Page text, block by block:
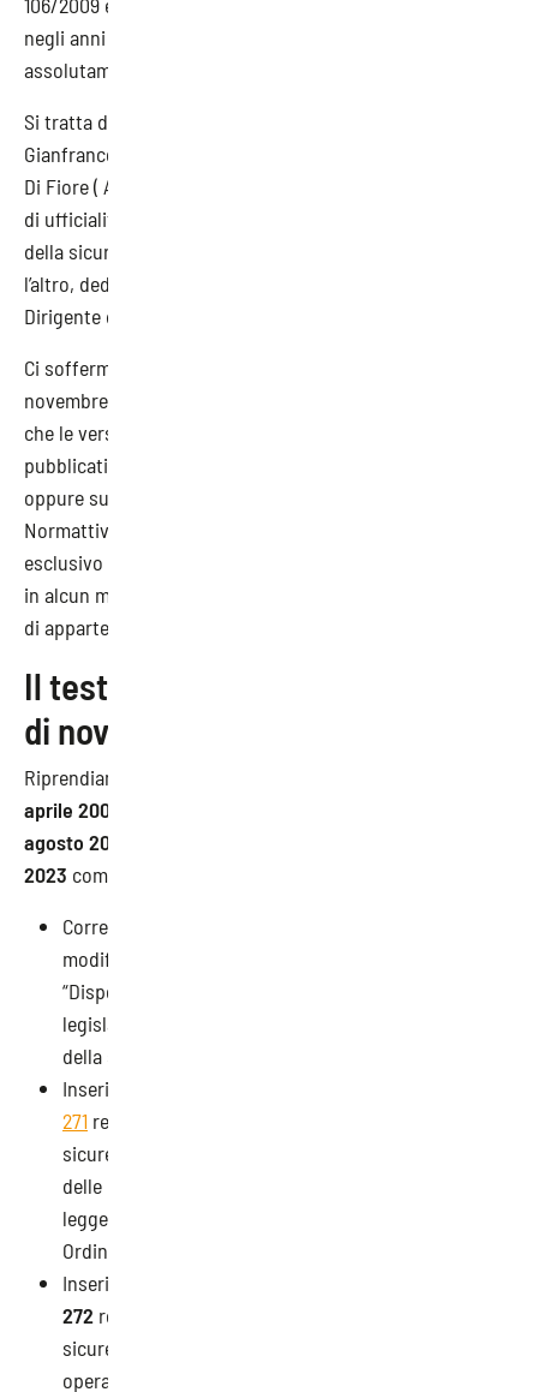
negli anni lo hanno modificato e integrato, è
assolutamente puntuale.
Si tratta dell’importantissimo lavoro del Dott. Ing.
Gianfranco Amato ( ITL Verona) e del Dott. Ing. Fernando
Di Fiore ( ATS Pavia) che, anche se “non riveste carattere
di ufficialità”, è un prezioso strumento per tutti gli attori
della sicurezza nel mondo del lavoro. Strumento, tra
l’altro, dedicato alla memoria di Giuseppe Piegari, ex
Dirigente dell’ufficio III della DC vigilanza dell’INL.
Ci soffermiamo oggi sul nuovo aggiornamento (versione
novembre 2023) ricordando, come riportato in copertina,
che le versioni ufficiali dei documenti contenuti sono
pubblicati sulla Gazzetta Ufficiale della Repubblica italiana
oppure su vari siti ( Ispettorato, Ministero del Lavoro,
Normattiva, …). E le considerazioni esposte “sono frutto
esclusivo del pensiero degli autori e non hanno carattere
in alcun modo impegnativo per l’amministrazione pubblica
di appartenenza”.
Il testo coordinato nella versione
di novembre 2023: le novità
Riprendiamo alcune delle novità del documento “
aprile 2008, n. 81. Testo coordinato con il D.Lgs. 3
agosto 2009, n. 106
2023 come riportato nella sezione “Aggiornamenti”:
Corretto un refuso ai commi 3 e 4 dell’
modificato dall’art. 120 del D.lgs. 106/2009 recante
“Disposizioni integrative e correttive del decreto
legislativo 9 aprile 2008, n. 81, in materia di tutela
della salute e della sicurezza nei luoghi di lavoro”;
Inserito il
271 recante “Adeguamento della normativa sulla
sicurezza e salute dei lavoratori marittimi a bordo
delle navi mercantili da pesca nazionali, a norma della
legge 31 dicembre 1998, n. 485”, pubblicato sul Suppl.
Ordinario n. 151 alla G.U. n. 185 del 09/08/1999;
Inserito il
272 recante “Adeguamento della normativa sulla
sicurezza e salute dei lavoratori nell’espletamento di
operazioni e servizi portuoli, nonché di operazioni di